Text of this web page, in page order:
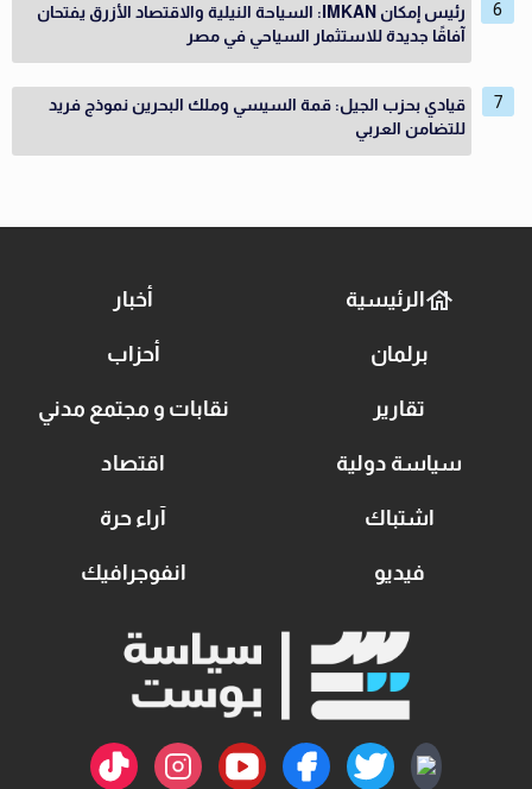
رئيس إمكان IMKAN: السياحة النيلية والاقتصاد الأزرق يفتحان
آفاقًا جديدة للاستثمار السياحي في مصر
قيادي بحزب الجيل: قمة السيسي وملك البحرين نموذج فريد
للتضامن العربي
الرئيسية أخبار
برلمان أحزاب
تقارير نقابات و مجتمع مدني
سياسة دولية اقتصاد
اشتباك آراء حرة
فيديو انفوجرافيك